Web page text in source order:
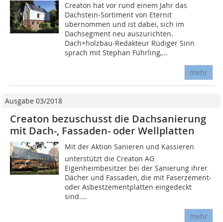
Creaton hat vor rund einem Jahr das
Dachstein-Sortiment von Eternit
übernommen und ist dabei, sich im
Dachsegment neu auszurichten.
Dach+holzbau-Redakteur Rüdiger Sinn
sprach mit Stephan Führling,...
mehr
Ausgabe 03/2018
Creaton bezuschusst die Dachsanierung
mit Dach-, Fassaden- oder Wellplatten
Mit der Aktion Sanieren und Kassieren
unterstützt die Creaton AG
Eigenheimbesitzer bei der Sanierung ihrer
Dächer und Fassaden, die mit Faserzement-
oder Asbestzementplatten eingedeckt
sind....
mehr